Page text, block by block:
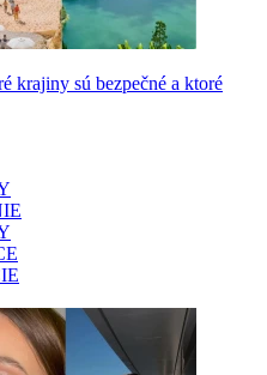
krajiny sú bezpečné a ktoré